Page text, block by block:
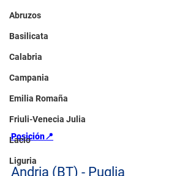
Abruzos
Basilicata
Calabria
Campania
Emilia Romaña
Friuli-Venecia Julia
Lacio
Liguria
Posición📍
Andria (BT) - Puglia